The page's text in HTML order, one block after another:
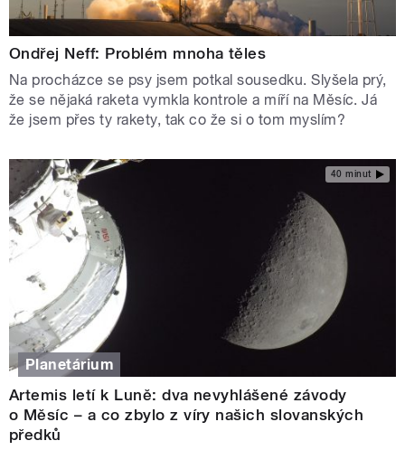
Ondřej Neff: Problém mnoha těles
Na procházce se psy jsem potkal sousedku. Slyšela prý,
že se nějaká raketa vymkla kontrole a míří na Měsíc. Já
že jsem přes ty rakety, tak co že si o tom myslím?
40 minut
Planetárium
Artemis letí k Luně: dva nevyhlášené závody
o Měsíc – a co zbylo z víry našich slovanských
předků